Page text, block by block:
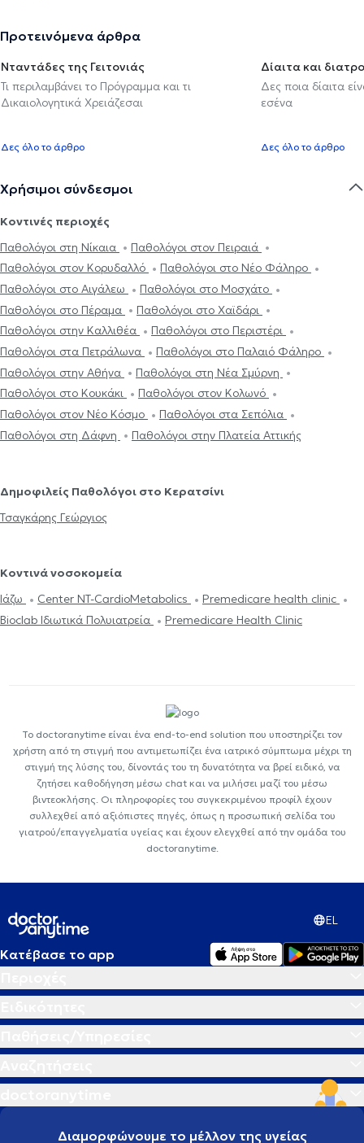
Προτεινόμενα άρθρα
Νταντάδες της Γειτονιάς
Τι περιλαμβάνει το Πρόγραμμα και τι
Δικαιολογητικά Χρειάζεσαι
Δες όλο το άρθρο
Δίαιτα και
Δες ποια δίαιτα
εσένα
Δες όλο το άρθρο
Χρήσιμοι σύνδεσμοι
Κοντινές περιοχές
Παθολόγοι στη Νίκαια
Παθολόγοι στον Πειραιά
Παθολόγοι στον Κορυδαλλό
Παθολόγοι στο Νέο Φάληρο
Παθολόγοι στο Αιγάλεω
Παθολόγοι στο Μοσχάτο
Παθολόγοι στο Πέραμα
Παθολόγοι στο Χαϊδάρι
Παθολόγοι στην Καλλιθέα
Παθολόγοι στο Περιστέρι
Παθολόγοι στα Πετράλωνα
Παθολόγοι στο Παλαιό Φάληρο
Παθολόγοι στην Αθήνα
Παθολόγοι στη Νέα Σμύρνη
Παθολόγοι στο Κουκάκι
Παθολόγοι στον Κολωνό
Παθολόγοι στον Νέο Κόσμο
Παθολόγοι στα Σεπόλια
Παθολόγοι στη Δάφνη
Παθολόγοι στην Πλατεία Αττικής
Δημοφιλείς Παθολόγοι στο Κερατσίνι
Τσαγκάρης Γεώργιος
Κοντινά νοσοκομεία
Ιάζω
Center NT-CardioMetabolics
Premedicare health clinic
Bioclab Ιδιωτικά Πολυιατρεία
Premedicare Health Clinic
Το doctoranytime είναι ένα end-to-end solution που υποστηρίζει τον
χρήστη από τη στιγμή που αντιμετωπίζει ένα ιατρικό σύμπτωμα μέχρι τη
στιγμή της λύσης του, δίνοντάς του τη δυνατότητα να βρεί ειδικό, να
ζητήσει καθοδήγηση μέσω chat και να μιλήσει μαζί του μέσω
βιντεοκλήσης. Οι πληροφορίες του συγκεκριμένου προφίλ έχουν
συλλεχθεί από αξιόπιστες πηγές, όπως η προσωπική σελίδα του
γιατρού/επαγγελματία υγείας και έχουν ελεγχθεί από την ομάδα του
doctoranytime.
EL
Κατέβασε το app
Διαμορφώνουμε το μέλλον της υγείας